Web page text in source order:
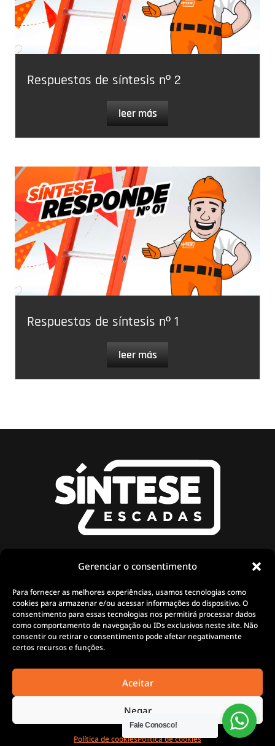
Gerenciar o consentimento
Para fornecer as melhores experiências, usamos tecnologias como
cookies para armazenar e/ou acessar informações do dispositivo. O
consentimento para essas tecnologias nos permitirá processar dados
como comportamento de navegação ou IDs exclusivos neste site. Não
consentir ou retirar o consentimento pode afetar negativamente
certos recursos e funções.
Aceitar
Negar
Política de cookiesPolítica de cookies
Respuestas de síntesis nº 2
leer más
Respuestas de síntesis nº 1
leer más
SOBRE LA SÍNTESE
POLÍTICA DE DEVOLUCIONES
TÉRMINOS Y CONDICIONES
2ª COPIA DEL BOLETO
GARANTIA
+55 (31) 3629-1000
CATALOGO DE PRODUCTOS
TRABAJA CON NOSOTROS
SER UN REVENDEDOR
Fale Conosco!